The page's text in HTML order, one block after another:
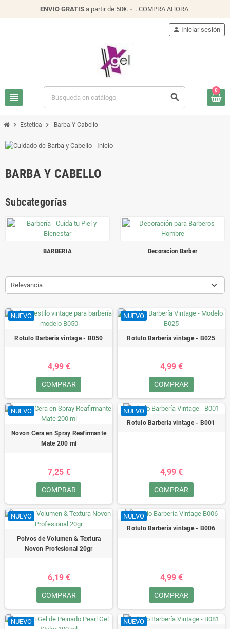
ENVIO GRATIS a partir de 50€. - . COMPRA AHORA.
view_headline search
person Iniciar sesión
0
chevron_right Estetica chevron_right Barba Y Cabello
BARBA Y CABELLO
Subcategorías
BARBERIA Decoracion Barber
Relevancia
NUEVO
Rotulo Barberia vintage - B050
4,99 €
COMPRAR
NUEVO
Rotulo Barberia vintage - B025
4,99 €
COMPRAR
NUEVO
Novon Cera en Spray Reafirmante
Mate 200 ml
7,25 €
COMPRAR
NUEVO
Rotulo Barberia vintage - B001
4,99 €
COMPRAR
NUEVO
Polvos de Volumen & Textura
Novon Profesional 20gr
6,19 €
COMPRAR
NUEVO
Rotulo Barberia vintage - B006
4,99 €
COMPRAR
NUEVO NUEVO